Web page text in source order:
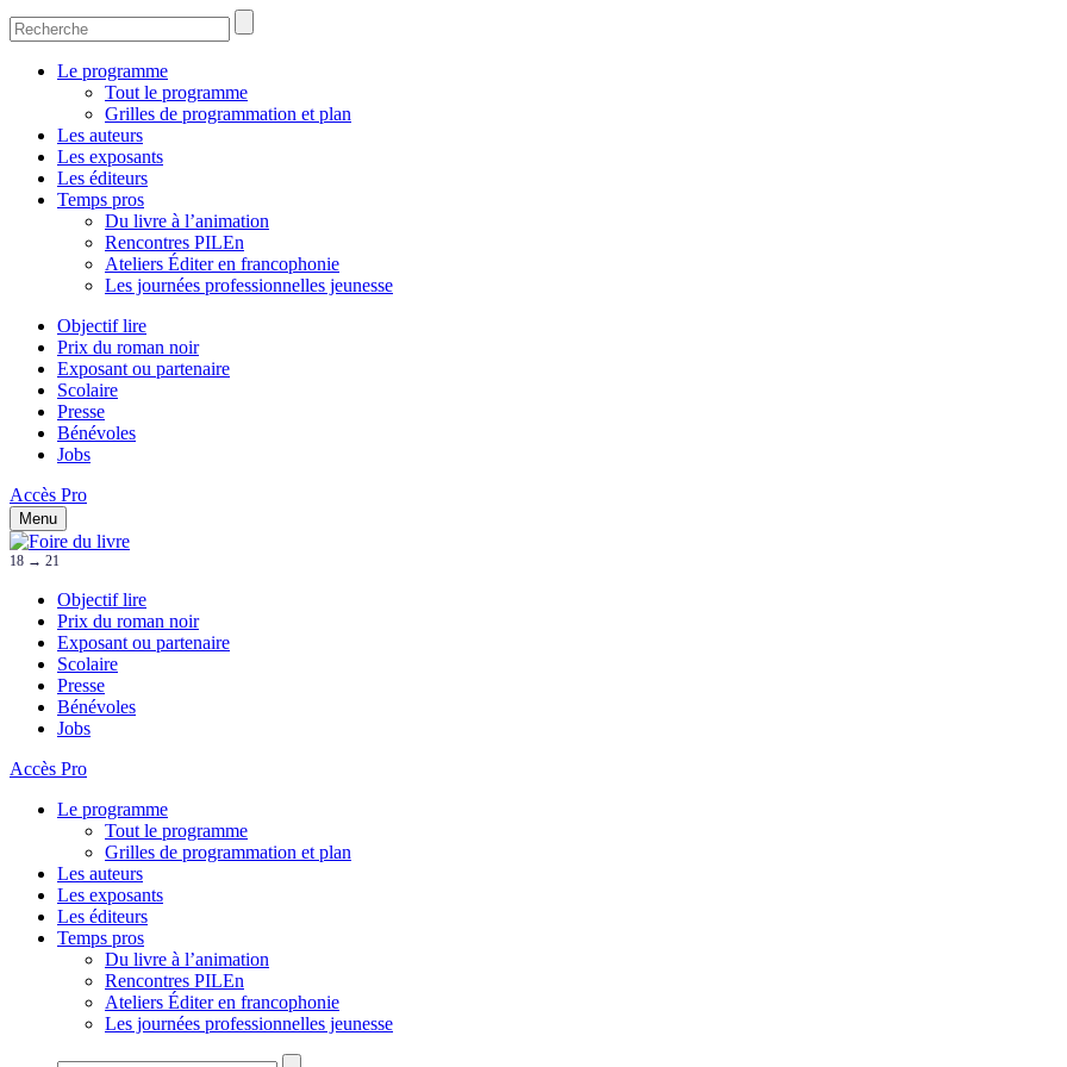
Le programme
Tout le programme
Grilles de programmation et plan
Les auteurs
Les exposants
Les éditeurs
Temps pros
Du livre à l’animation
Rencontres PILEn
Ateliers Éditer en francophonie
Les journées professionnelles jeunesse
Objectif lire
Prix du roman noir
Exposant ou partenaire
Scolaire
Presse
Bénévoles
Jobs
Accès Pro
Menu
18 → 21
Objectif lire
Prix du roman noir
Exposant ou partenaire
Scolaire
Presse
Bénévoles
Jobs
Accès Pro
Le programme
Tout le programme
Grilles de programmation et plan
Les auteurs
Les exposants
Les éditeurs
Temps pros
Du livre à l’animation
Rencontres PILEn
Ateliers Éditer en francophonie
Les journées professionnelles jeunesse